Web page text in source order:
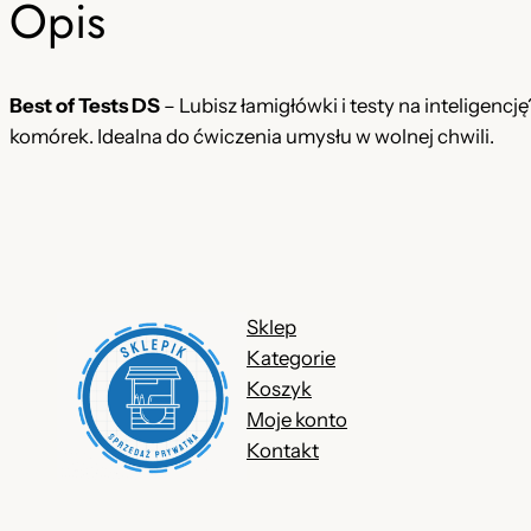
Opis
Best of Tests DS – Lubisz łamigłówki i testy na
komórek. Idealna do ćwiczenia umysłu w wolnej chwili.
Sklep
Kategorie
Koszyk
Moje konto
Kontakt